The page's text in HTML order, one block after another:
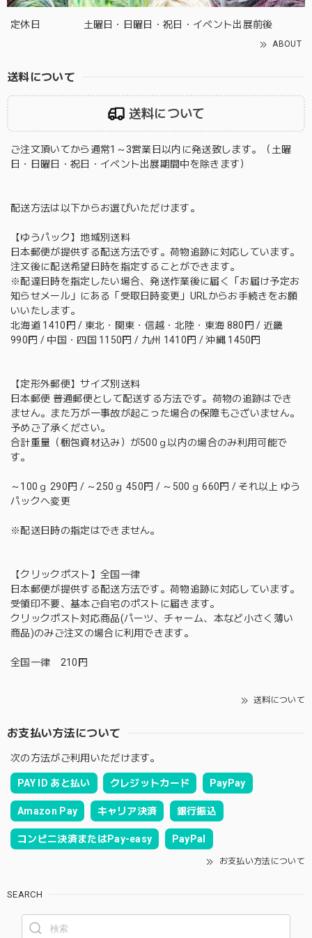
定休日 土曜日・日曜日・祝日・イベント出展前後
ABOUT
送料について
送料について
ご注文頂いてから通常1～3営業日以内に発送致します。（土曜
日・日曜日・祝日・イベント出展期間中を除きます）
配送方法は以下からお選びいただけます。
【ゆうパック】地域別送料
日本郵便が提供する配送方法です。荷物追跡に対応しています。
注文後に配送希望日時を指定することができます。
※配達日時を指定したい場合、発送作業後に届く「お届け予定お
知らせメール」にある「受取日時変更」URLからお手続きをお願
いいたします。
北海道 1410円 / 東北・関東・信越・北陸・東海 880円 / 近畿
990円 / 中国・四国 1150円 / 九州 1410円 / 沖縄 1450円
【定形外郵便】サイズ別送料
日本郵便 普通郵便として配送する方法です。荷物の追跡はでき
ません。また万が一事故が起こった場合の保障もございません。
予めご了承ください。
合計重量（梱包資材込み）が500ｇ以内の場合のみ利用可能で
す。
～100ｇ 290円 / ～250ｇ 450円 / ～500ｇ 660円 / それ以上 ゆう
パックへ変更
※配送日時の指定はできません。
【クリックポスト】全国一律
日本郵便が提供する配送方法です。荷物追跡に対応しています。
受領印不要、基本ご自宅のポストに届きます。
クリックポスト対応商品(パーツ、チャーム、本など小さく薄い
商品)のみご注文の場合に利用できます。
全国一律 210円
送料について
お支払い方法について
次の方法がご利用いただけます。
PAY ID あと払い クレジットカード PayPay
Amazon Pay キャリア決済 銀行振込
コンビニ決済またはPay-easy PayPal
お支払い方法について
SEARCH